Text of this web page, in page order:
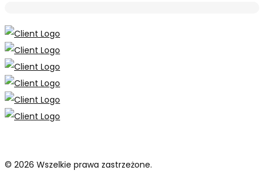
© 2026 Wszelkie prawa zastrzeżone.